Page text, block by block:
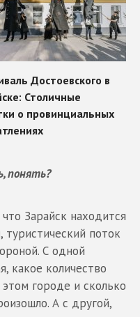
понять?
Зарайск находится
поток
С одной
какое количество
городе и сколько
А с другой,